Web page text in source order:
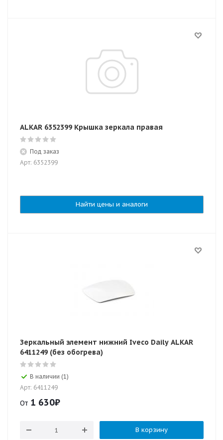
ALKAR 6352399 Крышка зеркала правая
Под заказ
Арт: 6352399
Найти цены и аналоги
Зеркальный элемент нижний Iveco Daily ALKAR
6411249 (без обогрева)
В наличии (1)
Арт: 6411249
От 1 630₽
В корзину